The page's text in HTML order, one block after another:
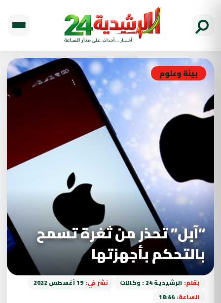
بيئة وعلوم
“آبل” تحذر من ثغرة تسمح
بالتحكم بأجهزتها
بقلم: الرشيدية 24 : وكالات نشر في: 19 أغسطس 2022
الساعة: 18:44